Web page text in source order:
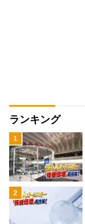
ランキング
1
2